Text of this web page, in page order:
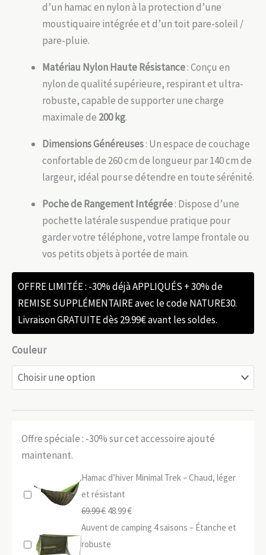
d’un hamac en nylon à la protection d’une
moustiquaire intégrée et d’un toit pare-soleil /
pare-pluie.
Matériau Nylon Haute Résistance: Conçu en
nylon de qualité supérieure, respirant et ultra-
robuste, capable de supporter une charge
maximale de 200 kg.
Dimensions Généreuses: Un espace de couchage
confortable de 260 cm de longueur par 140 cm de
largeur, idéal pour se détendre en toute sérénité.
Poche de Rangement Intégrée: Dispose d’une
pochette latérale suspendue pratique pour
garder votre téléphone, votre lampe frontale ou
vos petits objets à portée de main.
OFFRE LIMITÉE : -30% déjà APPLIQUÉS + 30% de
REMISE SUPPLÉMENTAIRE avec le code NATURE30.
Livraison GRATUITE dès 29.99€ avant les soldes.
Couleur
Offre spéciale : -30% sur cet accessoire ajouté
maintenant.
Hamac d’hiver Minimal Trek – Chaud, léger
et résistant
69.99€ Le
prix
initial
48.99€Le
prix
Auvent de camping 4 saisons – Étanche et
robuste